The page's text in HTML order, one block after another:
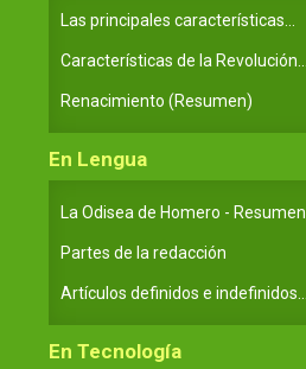
Las principales características...
Características de la Revolución...
Renacimiento (Resumen)
En Lengua
La Odisea de Homero - Resumen
Partes de la redacción
Artículos definidos e indefinidos...
En Tecnología